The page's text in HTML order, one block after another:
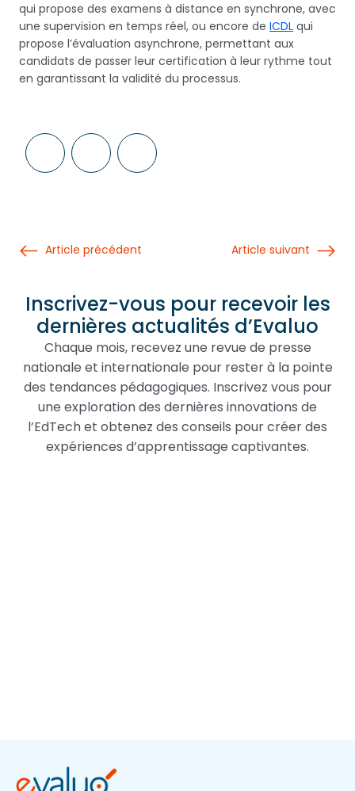
qui propose des examens à distance en synchrone, avec
une supervision en temps réel, ou encore de ICDL qui
propose l’évaluation asynchrone, permettant aux
candidats de passer leur certification à leur rythme tout
en garantissant la validité du processus.
Article précédent Article suivant
Inscrivez-vous pour recevoir les
dernières actualités d’Evaluo
Chaque mois, recevez une revue de presse
nationale et internationale pour rester à la pointe
des tendances pédagogiques. Inscrivez vous pour
une exploration des dernières innovations de
l’EdTech et obtenez des conseils pour créer des
expériences d’apprentissage captivantes.